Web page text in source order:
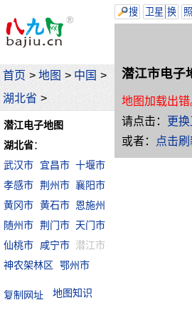
首页 > 地图 > 中国 >
湖北省 >
潜江电子地图
湖北省：
武汉市
宜昌市 十堰市
孝感市 荆州市 襄阳市
黄冈市 黄石市
恩施州
随州市 荆门市 天门市
仙桃市
咸宁市 潜江市
神农架林区
鄂州市
地图知识
搜 卫星 换
潜江市电子
地图加载出错
请点击：
更
或者：
点击